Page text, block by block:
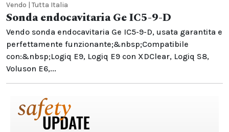
Vendo | Tutta Italia
Sonda endocavitaria Ge IC5-9-D
Vendo sonda endocavitaria Ge IC5-9-D, usata garantita e
perfettamente funzionante;&nbsp;Compatibile
con:&nbsp;Logiq E9, Logiq E9 con XDClear, Logiq S8,
Voluson E6,...